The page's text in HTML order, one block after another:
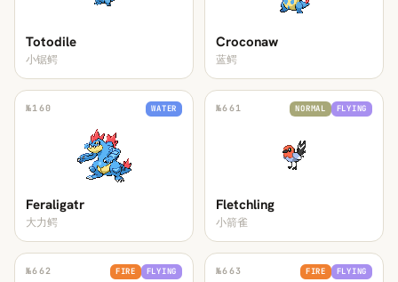
Totodile
小锯鳄
Croconaw
蓝鳄
№160 WATER
Feraligatr
大力鳄
№661 NORMAL FLYING
Fletchling
小箭雀
№662 FIRE FLYING №663 FIRE FLYING